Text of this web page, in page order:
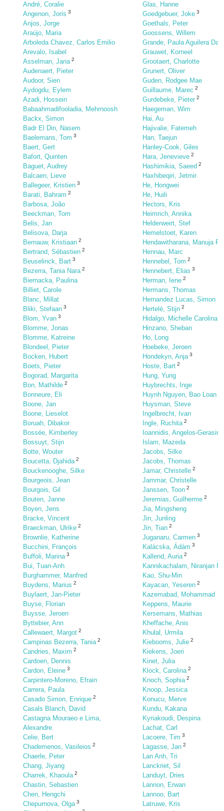
André, Coralie
Angenon, Joris 3
Anjos, Jorge
Araújo, Maria
Arboleda Chavez, Carlos Emilio
Arevalo, Isabel
Asselman, Jana 2
Audenaert, Pieter
Audoor, Sien
Aydogdu, Eylem
Azadi, Hossein
Babaahmadifooladia, Mehrnoosh
Backx, Simon
Badr El Din, Nasem
Baelemans, Tom 3
Baert, Gert
Bafort, Quinten
Baguet, Audrey
Balcaen, Lieve
Ballegeer, Kristien 3
Barati, Bahram 2
Barbosa, João
Beeckman, Tom
Belis, Jan
Belisova, Darja
Bernauw, Kristiaan 2
Bertrand, Sébastien 2
Beuselinck, Bart 3
Bezerra, Tania Nara 2
Biernacka, Paulina
Billiet, Carole
Blanc, Millat
Bliki, Stefaan 3
Blom, Yvan 3
Blomme, Jonas
Blomme, Katreine
Blondeel, Pieter
Bocken, Hubert
Boets, Pieter
Bogorad, Margarita
Bon, Mathilde 2
Bonneure, Eli
Boone, Jan
Boone, Lieselot
Boruah, Dibakor
Bossée, Kimberley
Bossuyt, Stijn
Botte, Wouter
Boucetta, Djahida 2
Bouckenooghe, Silke
Bourgeois, Jean
Bourgois, Gil
Bouten, Janne
Boyen, Jens
Bracke, Vincent
Braeckman, Ulrike 2
Brownlie, Katherine
Bucchini, François
Buffoli, Marina 3
Bui, Tuan-Anh
Burghammer, Manfred
Buydens, Marius 2
Buylaert, Jan-Pieter
Buyse, Florian
Buysse, Jeroen
Byttebier, Ann
Callewaert, Margot 2
Campinas Bezerra, Tania 2
Candries, Maxim 2
Cardoen, Dennis
Cardon, Eleine 3
Carpintero-Moreno, Efrain
Carrera, Paula
Casado Simon, Enrique 2
Casals Blanch, David
Castagna Mouraeo e Lima,
Alexandre
Celie, Bert
Chademenos, Vasileios 2
Chaerle, Peter
Chang, Jiyang
Charrek, Khaoula 2
Chastin, Sebastien
Chen, Hengchi
Chepurnova, Olga 3
Glas, Hanne
Goedgebuer, Joke 3
Goethals, Peter
Goossens, Willem
Grande, Paula Aguilera Dal
Grauwet, Korneel
Grootaert, Charlotte
Grunert, Oliver
Guden, Rodgee Mae
Guillaume, Marec 2
Gurdebeke, Pieter 2
Haegeman, Wim
Hai, Au
Hajivalie, Fatemeh
Han, Taejun
Hanley-Cook, Giles
Hara, Jenevieve 2
Hashimikia, Saeed 2
Haxhibeqiri, Jetmir
He, Hongwei
He, Huili
Hectors, Kris
Heimrich, Annika
Helderweirt, Stef
Hemelstoet, Karen
Hendawitharana, Manuja
Hennau, Marc
Hennebel, Tom 2
Hennebert, Elias 3
Herman, Iene 2
Hermans, Thomas
Hernandez Lucas, Simon
Hertelé, Stijn 2
Hidalgo, Michelle Carolina
Hinzano, Sheban
Ho, Long
Hoebeke, Jeroen
Hondekyn, Anja 3
Hoste, Bart 2
Hung, Yung
Huybrechts, Inge
Huynh Nguyen, Bao Loan
Huysman, Steve
Ingelbrecht, Ivan
Ingle, Ruchita 2
Ioannidis, Angelos-
Islam, Mazeda
Jacobs, Silke
Jacobs, Thomas
Jamar, Christelle 2
Jammar, Christelle
Janssen, Toon 2
Jeremias, Guilherme 2
Jia, Mingsheng
Jin, Junling
Jin, Tian 2
Juganaru, Carmen 3
Kalácska, Ádám 3
Kallend, Auria 2
Kannikachalam, Niranjan
Kao, Shu-Min
Kayacan, Yeseren 2
Kazemabad, Mohammad
Keppens, Maurie
Kersemans, Mathias
Kheffache, Anis
Khulal, Urmila
Kiebooms, Julie 2
Kiekens, Joeri
Kinet, Julia
Klock, Carolina 2
Knoch, Sophia 2
Knoop, Jessica
Konucu, Merve
Kundu, Kakana
Kyriakoudi, Despina
Lachat, Carl
Lacoere, Tim 3
Lagasse, Jan 2
Lan Anh, Tri
Lanckriet, Sil
Landuyt, Dries
Lannon, Erwan
Lannoo, Bart
Latruwe, Kris